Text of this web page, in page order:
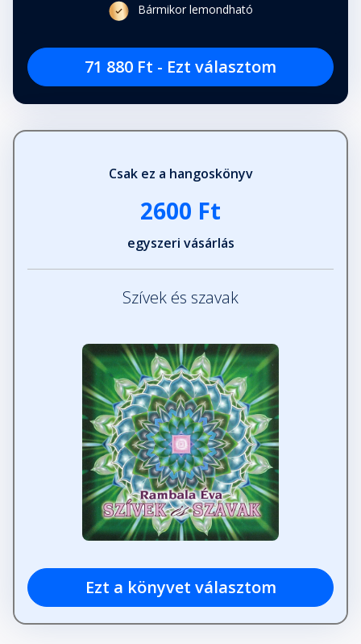
Bármikor lemondható
71 880 Ft - Ezt választom
Csak ez a hangoskönyv
2600 Ft
egyszeri vásárlás
Szívek és szavak
Ezt a könyvet választom